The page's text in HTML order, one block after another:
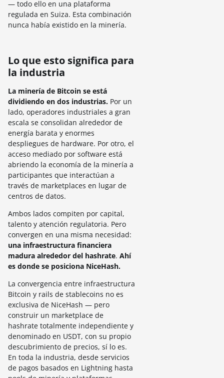
— todo ello en una plataforma
regulada en Suiza. Esta combinación
nunca había existido en la minería.
Lo que esto significa para
la industria
La minería de Bitcoin se está
dividiendo en dos industrias. Por un
lado, operadores industriales a gran
escala se consolidan alrededor de
energía barata y enormes
despliegues de hardware. Por otro, el
acceso mediado por software está
abriendo la economía de la minería a
participantes que interactúan a
través de marketplaces en lugar de
centros de datos.
Ambos lados compiten por capital,
talento y atención regulatoria. Pero
convergen en una misma necesidad:
una infraestructura financiera
madura alrededor del hashrate. Ahí
es donde se posiciona NiceHash.
La convergencia entre infraestructura
Bitcoin y rails de stablecoins no es
exclusiva de NiceHash — pero
construir un marketplace de
hashrate totalmente independiente y
denominado en USDT, con su propio
descubrimiento de precios, sí lo es.
En toda la industria, desde servicios
de pagos basados en Lightning hasta